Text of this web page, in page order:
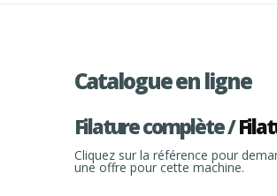
Catalogue en ligne
Filature complète /
Cliquez sur la référence pour
une offre pour cette machine.